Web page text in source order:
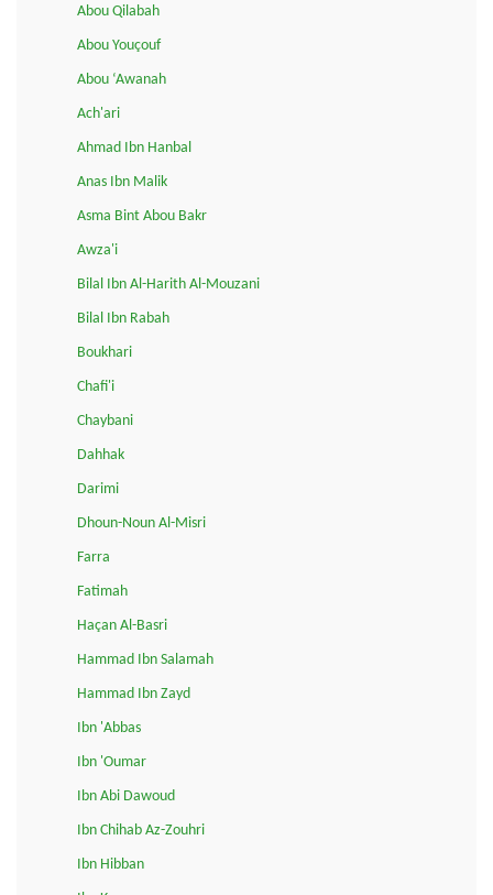
Abou Qilabah
Abou Youçouf
Abou ‘Awanah
Ach'ari
Ahmad Ibn Hanbal
Anas Ibn Malik
Asma Bint Abou Bakr
Awza'i
Bilal Ibn Al-Harith Al-Mouzani
Bilal Ibn Rabah
Boukhari
Chafi'i
Chaybani
Dahhak
Darimi
Dhoun-Noun Al-Misri
Farra
Fatimah
Haçan Al-Basri
Hammad Ibn Salamah
Hammad Ibn Zayd
Ibn 'Abbas
Ibn 'Oumar
Ibn Abi Dawoud
Ibn Chihab Az-Zouhri
Ibn Hibban